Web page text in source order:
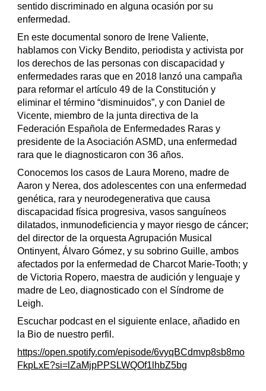
sentido discriminado en alguna ocasión por su
enfermedad.
En este documental sonoro de Irene Valiente,
hablamos con Vicky Bendito, periodista y activista por
los derechos de las personas con discapacidad y
enfermedades raras que en 2018 lanzó una campaña
para reformar el artículo 49 de la Constitución y
eliminar el término “disminuidos”, y con Daniel de
Vicente, miembro de la junta directiva de la
Federación Española de Enfermedades Raras y
presidente de la Asociación ASMD, una enfermedad
rara que le diagnosticaron con 36 años.
Conocemos los casos de Laura Moreno, madre de
Aaron y Nerea, dos adolescentes con una enfermedad
genética, rara y neurodegenerativa que causa
discapacidad física progresiva, vasos sanguíneos
dilatados, inmunodeficiencia y mayor riesgo de cáncer;
del director de la orquesta Agrupación Musical
Ontinyent, Álvaro Gómez, y su sobrino Guille, ambos
afectados por la enfermedad de Charcot Marie-Tooth; y
de Victoria Ropero, maestra de audición y lenguaje y
madre de Leo, diagnosticado con el Síndrome de
Leigh.
Escuchar podcast en el siguiente enlace, añadido en
la Bio de nuestro perfil.
https://open.spotify.com/episode/6vyqBCdmvp8sb8mo
FkpLxE?si=lZaMjpPPSLWQOf1lhbZ5bg